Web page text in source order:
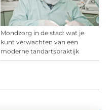
Mondzorg in de stad: wat je
kunt verwachten van een
moderne tandartspraktijk